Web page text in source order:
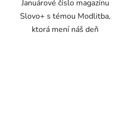
Januárové číslo magazínu
Slovo+ s témou Modlitba,
ktorá mení náš deň